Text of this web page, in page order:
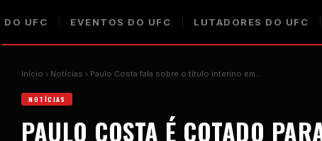
DO UFC EVENTOS DO UFC LUTADORES DO UFC
Início Notícias Paulo Costa fala sobre o título interino em…
NOTÍCIAS
PAULO COSTA É COTADO